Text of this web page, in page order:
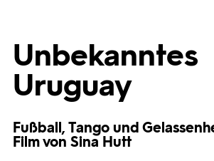
Mediathek
Trailer
Unbekanntes
Uruguay
Fußball, Tango und
Film von Sina Hutt